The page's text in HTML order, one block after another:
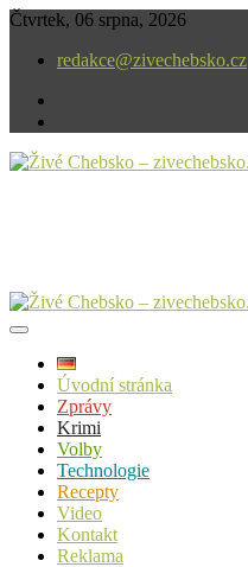
Skip
content
Čtvrtek, 06 srpna, 2026
redakce@zivechebsko.cz
Úvodní stránka
Zprávy
Krimi
Volby
Technologie
Recepty
Video
Kontakt
Reklama